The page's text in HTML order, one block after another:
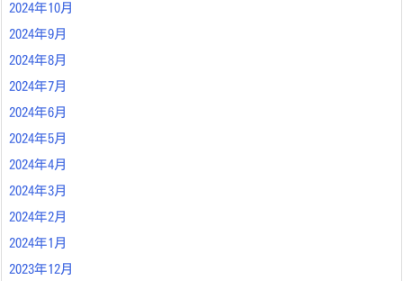
2024年10月
2024年9月
2024年8月
2024年7月
2024年6月
2024年5月
2024年4月
2024年3月
2024年2月
2024年1月
2023年12月